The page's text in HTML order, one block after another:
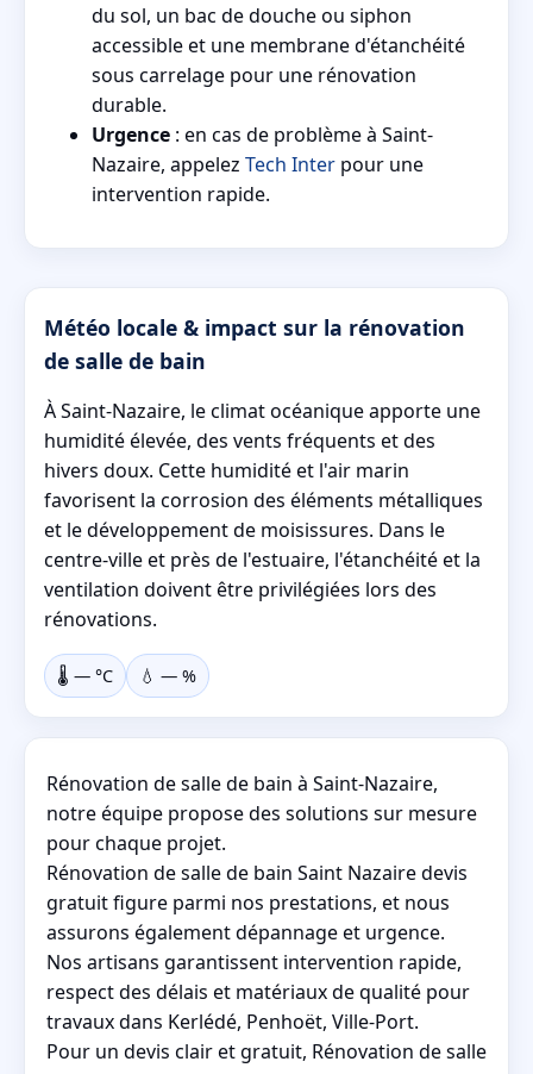
du sol, un bac de douche ou siphon
accessible et une membrane d'étanchéité
sous carrelage pour une rénovation
durable.
Urgence : en cas de problème à Saint-
Nazaire, appelez Tech Inter pour une
intervention rapide.
Météo locale & impact sur la rénovation
de salle de bain
À Saint-Nazaire, le climat océanique apporte une
humidité élevée, des vents fréquents et des
hivers doux. Cette humidité et l'air marin
favorisent la corrosion des éléments métalliques
et le développement de moisissures. Dans le
centre-ville et près de l'estuaire, l'étanchéité et la
ventilation doivent être privilégiées lors des
rénovations.
🌡️ — °C 💧 — %
Rénovation de salle de bain à Saint-Nazaire,
notre équipe propose des solutions sur mesure
pour chaque projet.
Rénovation de salle de bain Saint Nazaire devis
gratuit figure parmi nos prestations, et nous
assurons également dépannage et urgence.
Nos artisans garantissent intervention rapide,
respect des délais et matériaux de qualité pour
travaux dans Kerlédé, Penhoët, Ville-Port.
Pour un devis clair et gratuit, Rénovation de salle